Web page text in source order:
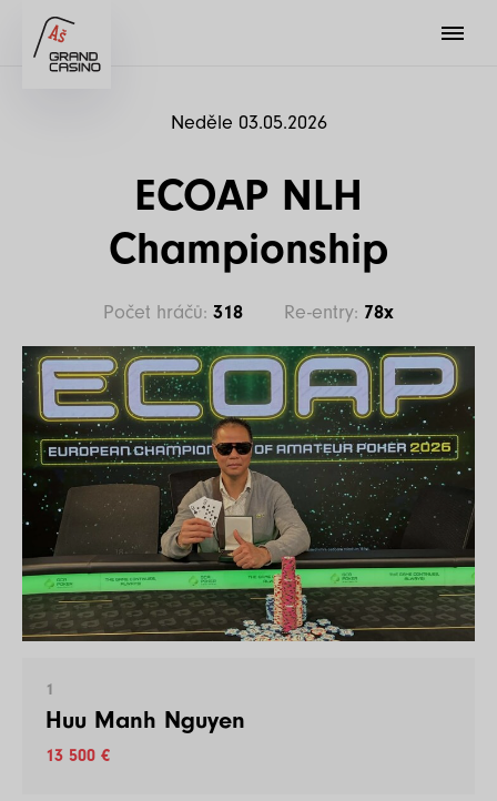
Neděle 03.05.2026
ECOAP NLH
Championship
Počet hráčů: 318 Re-entry: 78x
1
Huu Manh Nguyen
13 500 €